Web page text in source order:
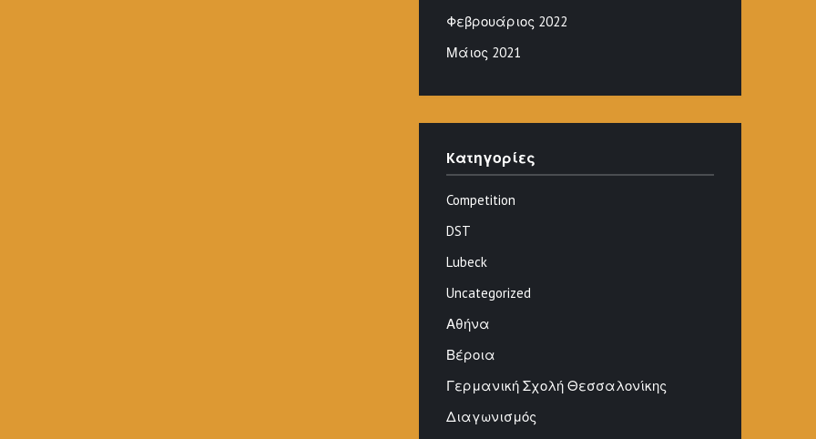
Φεβρουάριος 2022
Μάιος 2021
Kατηγορίες
Competition
DST
Lubeck
Uncategorized
Αθήνα
Βέροια
Γερμανική Σχολή Θεσσαλονίκης
Διαγωνισμός